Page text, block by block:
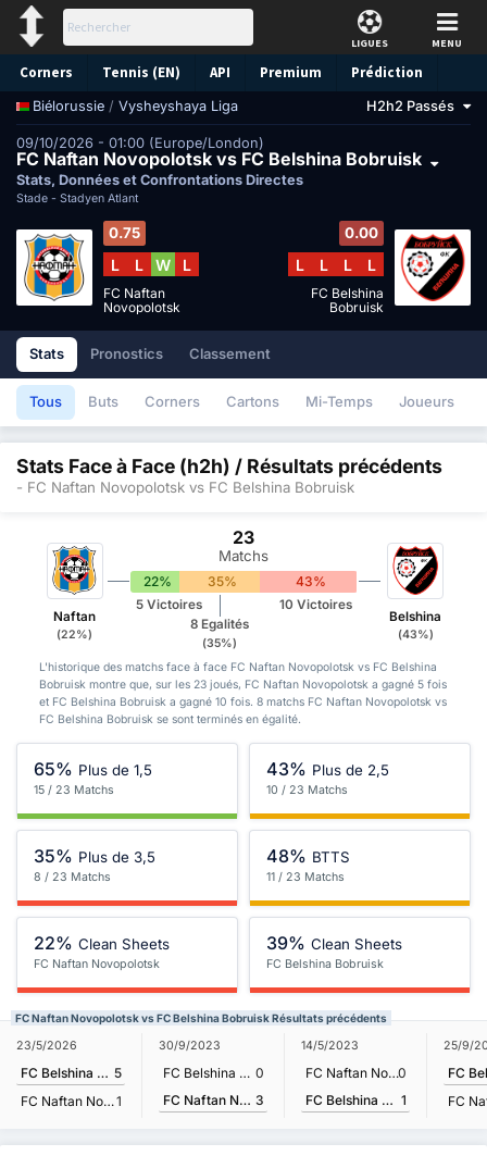
LIGUES MENU
Corners Tennis (EN) API Premium Prédiction
Biélorussie / Vysheyshaya Liga H2h2 Passés
09/10/2026 - 01:00 (Europe/London)
FC Naftan Novopolotsk vs FC Belshina Bobruisk
Stats, Données et Confrontations Directes
Stade - Stadyen Atlant
0.75
L L W L
FC Naftan
Novopolotsk
0.00
L L L L
FC Belshina
Bobruisk
Stats Pronostics Classement
Tous Buts Corners Cartons Mi-Temps Joueurs
Stats Face à Face (h2h) / Résultats précédents
- FC Naftan Novopolotsk vs FC Belshina Bobruisk
Naftan
(22%)
23
Matchs
22% 35% 43%
5 Victoires
8 Egalités
(35%)
10 Victoires
Belshina
(43%)
L'historique des matchs face à face FC Naftan Novopolotsk vs FC Belshina
Bobruisk montre que, sur les 23 joués, FC Naftan Novopolotsk a gagné 5 fois
et FC Belshina Bobruisk a gagné 10 fois. 8 matchs FC Naftan Novopolotsk vs
FC Belshina Bobruisk se sont terminés en égalité.
65% Plus de 1,5
15 / 23 Matchs
43% Plus de 2,5
10 / 23 Matchs
35% Plus de 3,5
8 / 23 Matchs
48% BTTS
11 / 23 Matchs
22% Clean Sheets
FC Naftan Novopolotsk
39% Clean Sheets
FC Belshina Bobruisk
FC Naftan Novopolotsk vs FC Belshina Bobruisk Résultats précédents
23/5/2026
FC Belshina Bobruisk 5
FC Naftan Novopolotsk 1
30/9/2023
FC Belshina Bobruisk 0
FC Naftan Novopolotsk 3
14/5/2023
FC Naftan Novopolotsk0
FC Belshina Bobruisk 1
25/9/